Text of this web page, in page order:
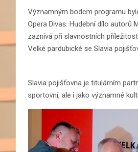
Významným bodem programu
Opera Divas. Hudební dílo
zaznívá při slavnostních
Velké pardubické se Slavia
Slavia pojišťovna je titulárním
sportovní, ale i jako významné